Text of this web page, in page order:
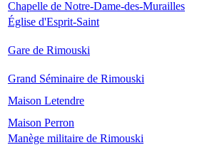
Chapelle de Notre-Dame-des-Murailles
Église d'Esprit-Saint
Gare de Rimouski
Grand Séminaire de Rimouski
Maison Letendre
Maison Perron
Manège militaire de Rimouski